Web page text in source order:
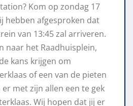
Kom op zondag 17
hebben afgesproken dat
van 13:45 zal arriveren.
naar het Raadhuisplein,
kans krijgen om
of een van de pieten
met zijn allen een te gek
Wij hopen dat jij er